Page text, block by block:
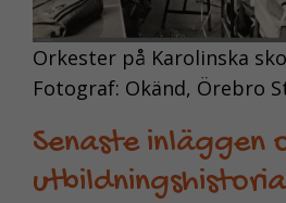
Orkester på Karolinska
Fotograf: Okänd, Örebro
Senaste inläggen
utbildningshistoria